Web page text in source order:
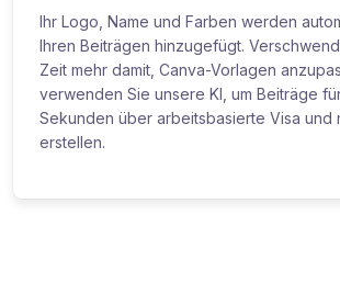
Ihr Logo, Name und Farben werden
Ihren Beiträgen hinzugefügt.
Zeit mehr damit, Canva-Vorlagen
verwenden Sie unsere KI, um Beiträge
Sekunden über arbeitsbasierte Visa und
erstellen.